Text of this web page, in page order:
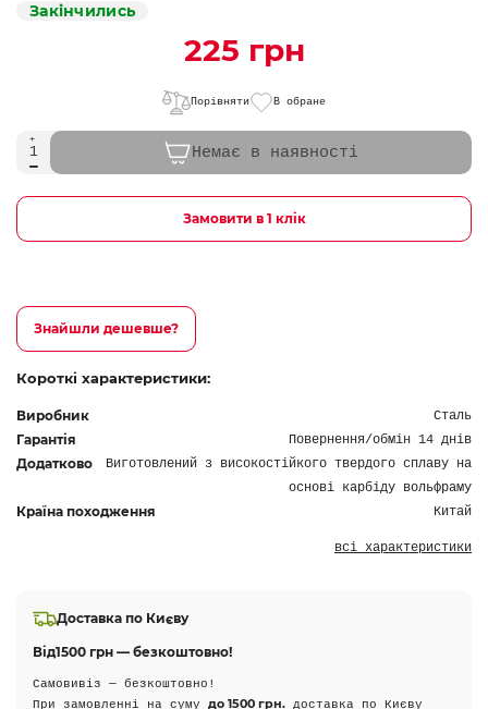
Закінчились
225 грн
Порівняти В обране
Немає в наявності
Замовити в 1 клік
Знайшли дешевше?
Короткі характеристики:
Виробник Сталь
Гарантія Повернення/обмін 14 днів
Додатково
Виготовлений з високостійкого твердого сплаву на
основі карбіду вольфраму
Країна походження Китай
всі характеристики
Доставка по Києву
Від1500 грн — безкоштовно!
Самовивіз — безкоштовно!
При замовленні на суму до 1500 грн. доставка по Києву